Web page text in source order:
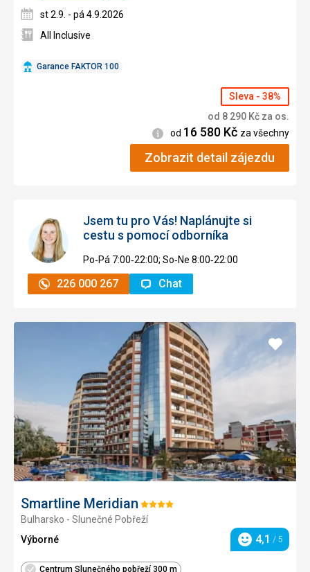
Garance FAKTOR 100
st 2.9. - pá 4.9.2026
All Inclusive
Sleva - 38%
od 8 290 Kč za os.
Informace
od 16 580 Kč za všechny
Zobrazit detail zájezdu
Jsem tu pro Vás! Naplánujte si
cestu s pomocí odborníka
Po‑Pá 7:00‑22:00; So‑Ne 8:00‑22:00
226 000 267 Chat
Smartline Meridian Hodnocení:
4/5
Bulharsko - Slunečné Pobřeží
Výborné
Hodnocení
4,1 / 5
Centrum Slunečného pobřeží 300 m
Přidat